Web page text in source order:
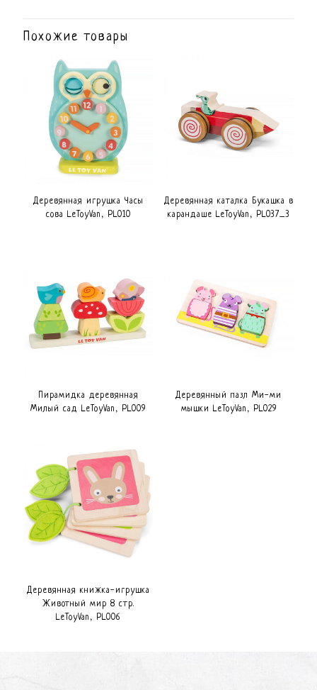
Похожие товары
Деревянная игрушка Часы
сова LeToyVan, PL010
Деревянная каталка Букашка в
карандаше LeToyVan, PL037_3
Пирамидка деревянная
Милый сад LeToyVan, PL009
Деревянный пазл Ми-ми
мышки LeToyVan, PL029
Деревянная книжка-игрушка
Животный мир 8 стр.
LeToyVan, PL006